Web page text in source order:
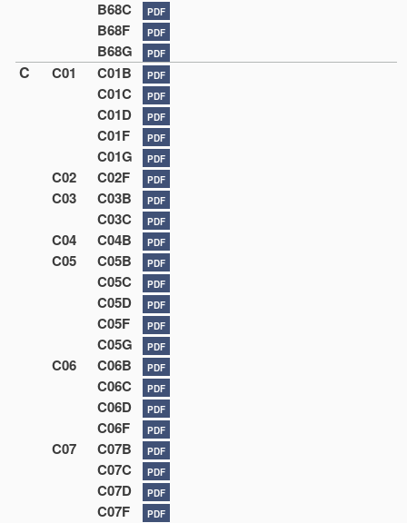
B68C PDF
B68F PDF
B68G PDF
C C01 C01B PDF
C01C PDF
C01D PDF
C01F PDF
C01G PDF
C02 C02F PDF
C03 C03B PDF
C03C PDF
C04 C04B PDF
C05 C05B PDF
C05C PDF
C05D PDF
C05F PDF
C05G PDF
C06 C06B PDF
C06C PDF
C06D PDF
C06F PDF
C07 C07B PDF
C07C PDF
C07D PDF
C07F PDF